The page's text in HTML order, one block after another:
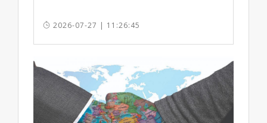
2026-07-27 | 11:26:45